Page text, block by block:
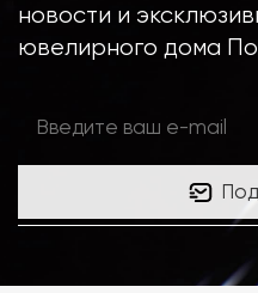
новости и
ювелирного дома